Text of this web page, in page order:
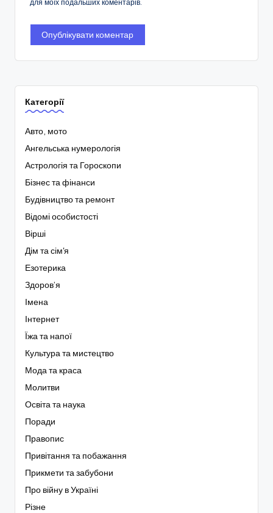
для моїх подальших коментарів.
Категорії
Авто, мото
Ангельська нумерологія
Астрологія та Гороскопи
Бізнес та фінанси
Будівництво та ремонт
Відомі особистості
Вірші
Дім та сім'я
Езотерика
Здоров’я
Імена
Інтернет
Їжа та напої
Культура та мистецтво
Мода та краса
Молитви
Освіта та наука
Поради
Правопис
Привітання та побажання
Прикмети та забубони
Про війну в Україні
Різне